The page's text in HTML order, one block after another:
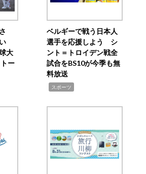
い
大
ー
ベルギーで戦う日本人
選手を応援しよう シ
ント＝トロイデン戦全
試合をBS10が今季も無
料放送
スポーツ